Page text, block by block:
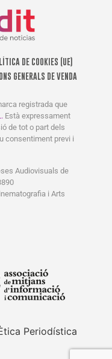
DE COOKIES (UE)
GENERALS DE VENDA
registrada que
Està expressament
de tot o part dels
consentiment previ i
Audiovisuals de
i Arts